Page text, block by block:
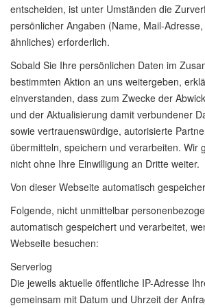
entscheiden, ist unter Umständen die
persönlicher Angaben (Name, Mail-
ähnliches) erforderlich.
Sobald Sie Ihre persönlichen Daten im
bestimmten Aktion an uns weitergeben,
einverstanden, dass zum Zwecke der
und der Aktualisierung damit verbundener
sowie vertrauenswürdige, autorisierte
übermitteln, speichern und verarbeiten. Wir
nicht ohne Ihre Einwilligung an Dritte weiter.
Von dieser Webseite automatisch
Folgende, nicht unmittelbar
automatisch gespeichert und verarbeitet,
Webseite besuchen:
Serverlog
Die jeweils aktuelle öffentliche IP-Adresse
gemeinsam mit Datum und Uhrzeit der